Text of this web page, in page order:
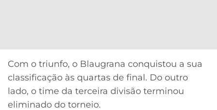
Com o triunfo, o Blaugrana conquistou a sua
classificação às quartas de final. Do outro
lado, o time da terceira divisão terminou
eliminado do torneio.